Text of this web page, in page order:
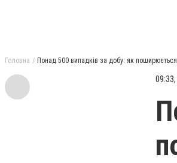
Головна Понад 500 випадків за добу: як поширюється